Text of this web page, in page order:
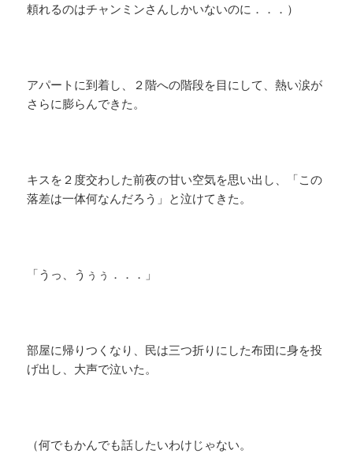
頼れるのはチャンミンさんしかいないのに．．．）
アパートに到着し、２階への階段を目にして、熱い涙が
さらに膨らんできた。
キスを２度交わした前夜の甘い空気を思い出し、「この
落差は一体何なんだろう」と泣けてきた。
「うっ、うぅぅ．．．」
部屋に帰りつくなり、民は三つ折りにした布団に身を投
げ出し、大声で泣いた。
（何でもかんでも話したいわけじゃない。